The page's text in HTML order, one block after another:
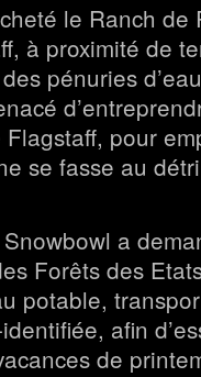
le Ranch de
à proximité de
pénuries
pour
se fasse au
a
Forêts des
potable,
afin
de